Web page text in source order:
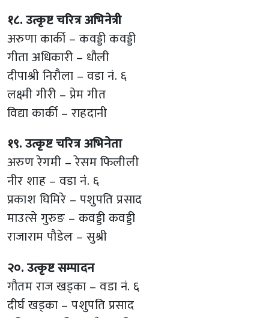
१८. उत्कृष्ट चरित्र अभिनेत्री
अरुणा कार्की – कवड्डी कवड्डी
गीता अधिकारी – धौली
दीपाश्री निरौला – वडा नं. ६
लक्ष्मी गीरी – प्रेम गीत
विद्या कार्की – राहदानी
१९. उत्कृष्ट चरित्र अभिनेता
अरुण रेगमी – रेसम फिलीली
नीर शाह – वडा नंं. ६
प्रकाश घिमिरे – पशुपति प्रसाद
माउत्से गुरुङ – कवड्डी कवड्डी
राजाराम पौडेल – सुश्री
२०. उत्कृष्ट सम्पादन
गौतम राज खड्का – वडा नं. ६
दीर्घ खड्का – पशुपति प्रसाद